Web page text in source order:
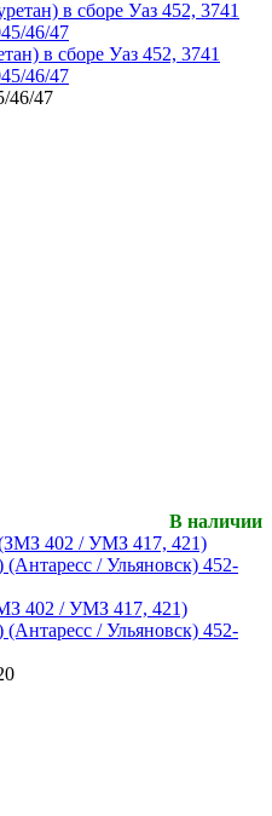
в сборе Уаз 452, 3741
46/47
46/47
В наличии
402 / УМЗ 417, 421)
/ Ульяновск) 452-